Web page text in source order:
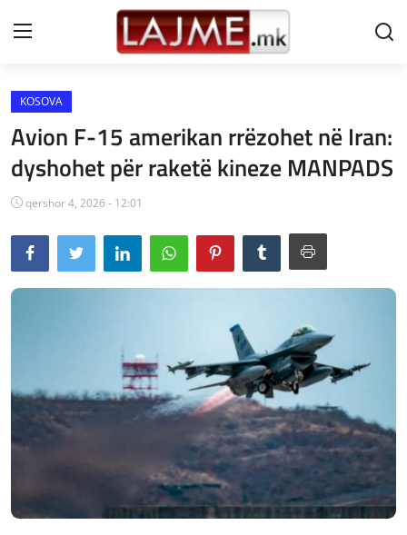
Shtëpi
LAJME MAQEDONI
SHQIPERI
KOSOVA
LAJME NGA BOTA
SHENDETI
Shqip
KOSOVA
Avion F-15 amerikan rrëzohet në Iran:
dyshohet për raketë kineze MANPADS
qershor 4, 2026 - 12:01